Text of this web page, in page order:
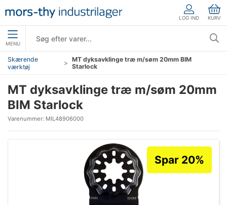
LOG IND KURV
MENU
Skærende
værktøj
MT dyksavklinge træ m/søm 20mm BIM
Starlock
MT dyksavklinge træ m/søm 20mm
BIM Starlock
Varenummer: MIL48906000
Spar 20%